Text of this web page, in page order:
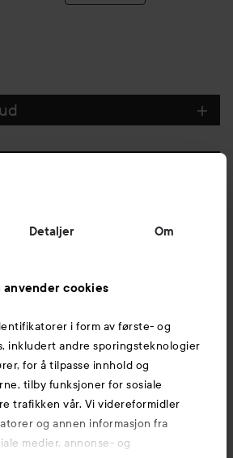
Detaljer Om
cookies
i form av første- og
inkludert andre sporingsteknologier
for å tilpasse innhold og
tilby funksjoner for sosiale
trafikken vår. Vi videreformidler
og annen informasjon fra
medier, annonse- og